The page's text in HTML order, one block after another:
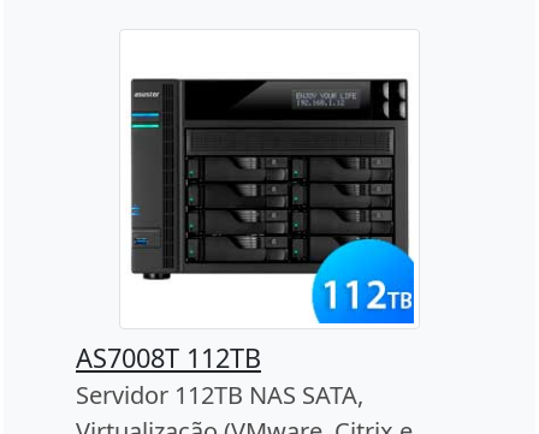
AS7008T 112TB
Servidor 112TB NAS SATA,